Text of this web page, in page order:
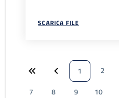
SCARICA FILE
1 2
7
8 9 10